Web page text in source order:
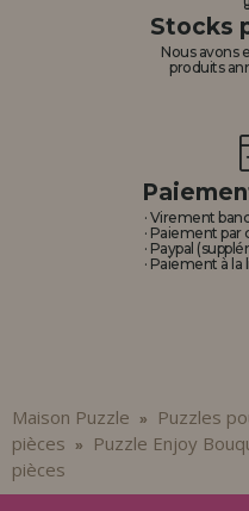
Stocks
Nous avons
produits
· Virement
· Paiement
· Paypal
· Paiement à
Maison Puzzle » Puzzles
pièces »
Puzzle Enjoy
pièces